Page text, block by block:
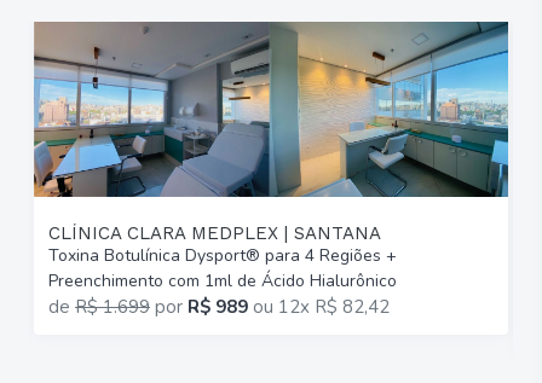
CLÍNICA CLARA MEDPLEX | SANTANA
Toxina Botulínica Dysport® para 4 Regiões +
Preenchimento com 1ml de Ácido Hialurônico
de R$ 1.699 por R$ 989 ou 12x R$ 82,42